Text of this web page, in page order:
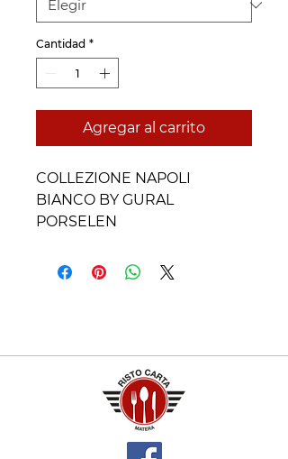
Cantidad *
Agregar al carrito
COLLEZIONE NAPOLI
BIANCO BY GURAL
PORSELEN